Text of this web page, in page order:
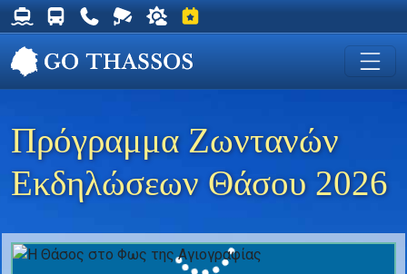
Δρομολόγια Φέρυ για Θάσο
Δρομολόγια Λεωφορείων Θάσου
Χρήσιμα Τηλέφωνα
Ζωντανή Κάμερα στη Χρυσή Ακτή
Ο καιρός στη Θάσο
Εκδηλώσεις στη Θάσο
Πρόγραμμα Ζωντανών
Εκδηλώσεων Θάσου 2026